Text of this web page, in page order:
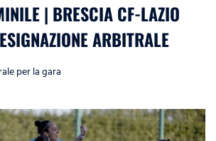
| BRESCIA CF-LAZIO
ARBITRALE
per la gara